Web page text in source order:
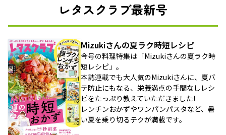
レタスクラブ最新号
Mizukiさんの夏ラク時短レシピ
今号の料理特集は「Mizukiさんの夏ラク時
短レシピ」。
本誌連載でも大人気のMizukiさんに、夏バ
テ防止にもなる、栄養満点の手間なしレシ
ピをたっぷり教えていただきました!
レンチンおかずやワンパンパスタなど、暑
い夏を乗り切るテクが満載です。